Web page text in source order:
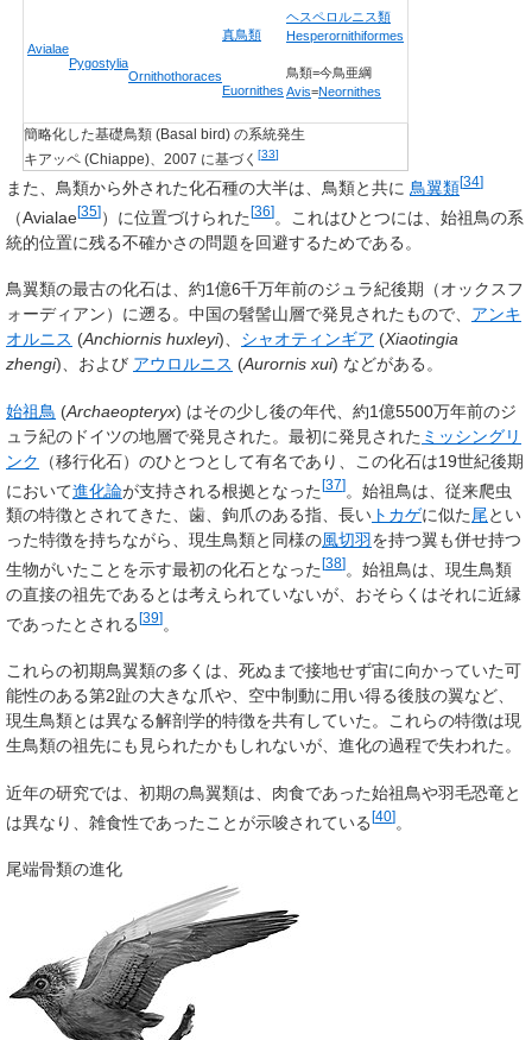
真鳥類
ヘスペロルニス類
Hesperornithiformes
鳥類=今鳥亜綱
Avis=Neornithes
Euornithes
Ornithothoraces
Pygostylia
Avialae
簡略化した基礎鳥類 (Basal bird) の系統発生
キアッペ (Chiappe)、2007 に基づく [33]
また、鳥類から外された化石種の大半は、鳥類と共に 鳥翼類[34]
（Avialae[35]）に位置づけられた[36]。これはひとつには、始祖鳥の系
統的位置に残る不確かさの問題を回避するためである 。
鳥翼類の最古の化石は、約1億6千万年前のジュラ紀後期（オックスフ
ォーディアン）に遡る。中国の髫髻山層で発見されたもので、 アンキ
オルニス (Anchiornis huxleyi)、 シャオティンギア (Xiaotingia
zhengi)、および アウロルニス (Aurornis xui) などがある。
始祖鳥 (Archaeopteryx) はその少し後の年代、約1億5500万年前のジ
ュラ紀のドイツの地層で発見された。最初に発見された ミッシングリ
ンク
（移行化石）のひとつとして有名であり、この化石は19世紀後期
において進化論が支持される根拠となった[37]。始祖鳥は、従来爬虫
類の特徴とされてきた、歯、鉤爪のある指、長い トカゲに似た尾とい
った特徴を持ちながら、現生鳥類と同様の風切羽を持つ翼も併せ持つ
生物がいたことを示す最初の化石となった [38] 。始祖鳥は、現生鳥類
の直接の祖先であるとは考えられていないが、おそらくはそれに近縁
であったとされる [39] 。
これらの初期鳥翼類の多くは、死ぬまで接地せず宙に向かっていた可
能性のある第2趾の大きな爪や、空中制動に用い得る後肢の翼など、
現生鳥類とは異なる解剖学的特徴を共有していた。これらの特徴は現
生鳥類の祖先にも見られたかもしれないが、進化の過程で失われた。
近年の研究では、初期の鳥翼類は、肉食であった始祖鳥や羽毛恐竜と
は異なり、雑食性であったことが示唆されている[40]。
尾端骨類の進化